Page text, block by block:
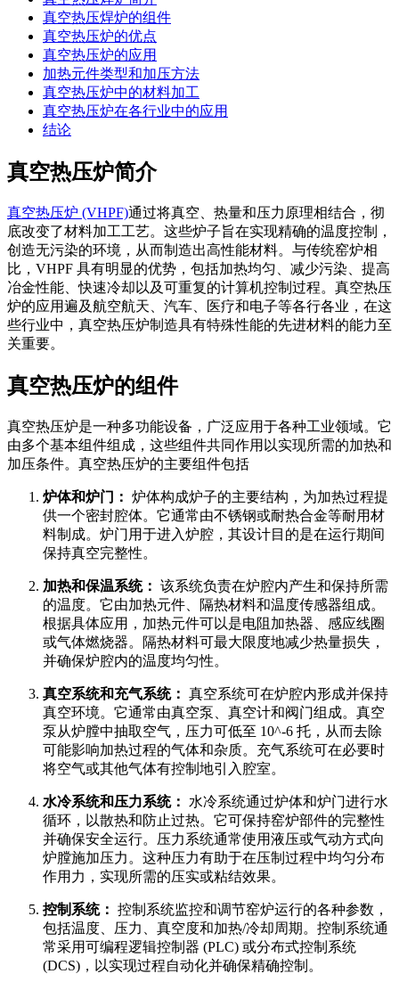
真空热压焊炉的组件
真空热压炉的优点
真空热压炉的应用
加热元件类型和加压方法
真空热压炉中的材料加工
真空热压炉在各行业中的应用
结论
真空热压炉简介
真空热压炉 (VHPF)通过将真空、热量和压力原理相结合，彻
底改变了材料加工工艺。这些炉子旨在实现精确的温度控制，
创造无污染的环境，从而制造出高性能材料。与传统窑炉相
比，VHPF 具有明显的优势，包括加热均匀、减少污染、提高
冶金性能、快速冷却以及可重复的计算机控制过程。真空热压
炉的应用遍及航空航天、汽车、医疗和电子等各行各业，在这
些行业中，真空热压炉制造具有特殊性能的先进材料的能力至
关重要。
真空热压炉的组件
真空热压炉是一种多功能设备，广泛应用于各种工业领域。它
由多个基本组件组成，这些组件共同作用以实现所需的加热和
加压条件。真空热压炉的主要组件包括
炉体和炉门： 炉体构成炉子的主要结构，为加热过程提
供一个密封腔体。它通常由不锈钢或耐热合金等耐用材
料制成。炉门用于进入炉腔，其设计目的是在运行期间
保持真空完整性。
加热和保温系统： 该系统负责在炉腔内产生和保持所需
的温度。它由加热元件、隔热材料和温度传感器组成。
根据具体应用，加热元件可以是电阻加热器、感应线圈
或气体燃烧器。隔热材料可最大限度地减少热量损失，
并确保炉腔内的温度均匀性。
真空系统和充气系统： 真空系统可在炉腔内形成并保持
真空环境。它通常由真空泵、真空计和阀门组成。真空
泵从炉膛中抽取空气，压力可低至 10^-6 托，从而去除
可能影响加热过程的气体和杂质。充气系统可在必要时
将空气或其他气体有控制地引入腔室。
水冷系统和压力系统：
水冷系统通过炉体和炉门进行水
循环，以散热和防止过热。它可保持窑炉部件的完整性
并确保安全运行。压力系统通常使用液压或气动方式向
炉膛施加压力。这种压力有助于在压制过程中均匀分布
作用力，实现所需的压实或粘结效果。
控制系统： 控制系统监控和调节窑炉运行的各种参数，
包括温度、压力、真空度和加热/冷却周期。控制系统通
常采用可编程逻辑控制器 (PLC) 或分布式控制系统
(DCS)，以实现过程自动化并确保精确控制。